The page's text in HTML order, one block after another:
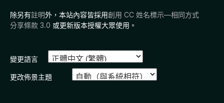
除另有註明外，本站內容皆採用創用 CC 姓名標示—相同方式
分享條款 3.0 或更新版本授權大眾使用。
變更語言
更改佈景主題